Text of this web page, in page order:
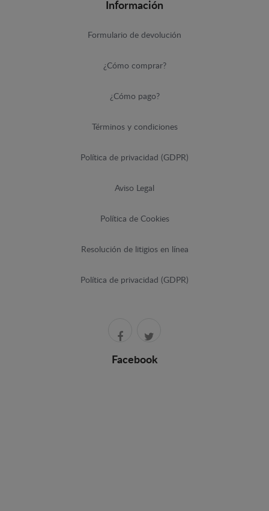
Información
Formulario de devolución
¿Cómo comprar?
¿Cómo pago?
Términos y condiciones
Política de privacidad (GDPR)
Aviso Legal
Política de Cookies
Resolución de litigios en línea
Política de privacidad (GDPR)
Facebook